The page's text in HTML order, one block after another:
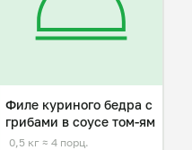
Филе куриного бедра с
грибами в соусе том-ям
0,5 кг ≈ 4 порц.